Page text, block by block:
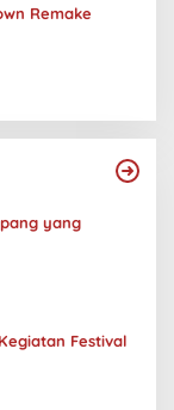
Remake
yang
Festival